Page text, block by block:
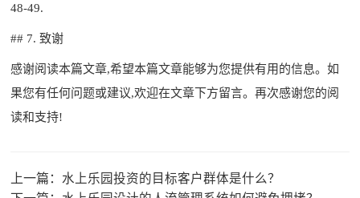
48-49.
## 7. 致谢
感谢阅读本篇文章,希望本篇文章能够为您提供有用的信息。如
果您有任何问题或建议,欢迎在文章下方留言。再次感谢您的阅
读和支持!
上一篇： 水上乐园投资的目标客户群体是什么？